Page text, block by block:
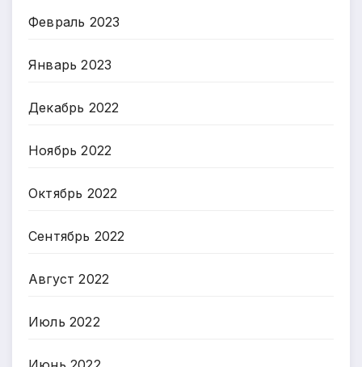
Февраль 2023
Январь 2023
Декабрь 2022
Ноябрь 2022
Октябрь 2022
Сентябрь 2022
Август 2022
Июль 2022